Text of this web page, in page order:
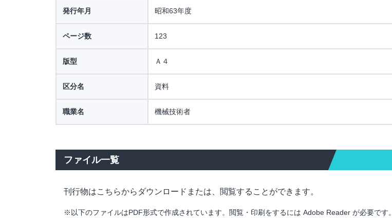
発行年月 昭和63年度
ページ数 123
版型 Ａ４
区分名 資料
職業名 機械技術者
ファイル一覧
刊行物はこちらからダウンロードまたは、閲覧することができます。
※以下のファイルはPDF形式で作成されています。閲覧・印刷をするには Adobe Reader が必要です。